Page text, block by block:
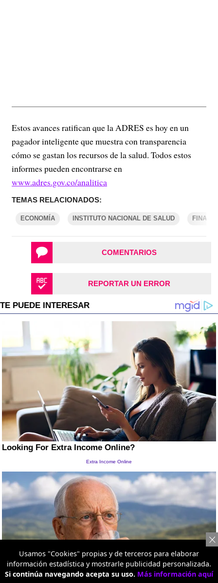
Estos avances ratifican que la ADRES es hoy en un
pagador inteligente que muestra con transparencia
cómo se gastan los recursos de la salud. Todos estos
informes pueden encontrarse en
www.adres.gov.co/analitica
TEMAS RELACIONADOS:
ECONOMÍA INSTITUTO NACIONAL DE SALUD
COMENTARIOS
REPORTAR UN ERROR
Usamos "Cookies" propias y de terceros para elaborar
información estadística y mostrarle publicidad personalizada.
Si continúa navegando acepta su uso. Más información aquí